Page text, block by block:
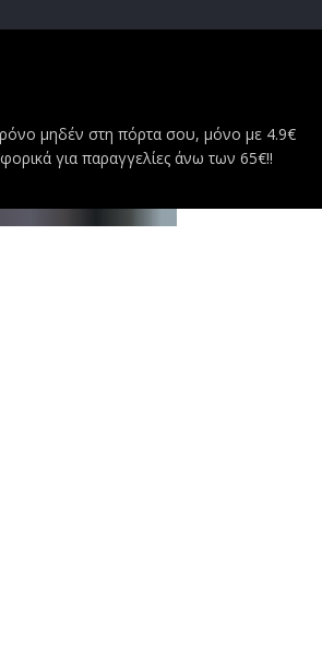
μηδέν στη πόρτα σου, μόνο με 4.9€
για παραγγελίες άνω των 65€!!